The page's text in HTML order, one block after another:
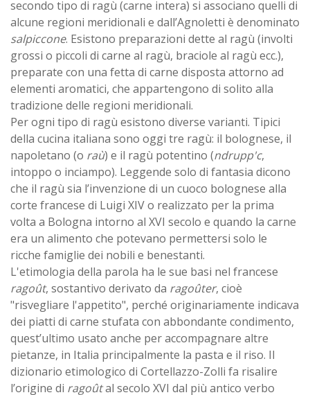
secondo tipo di ragù (carne intera) si associano quelli di
alcune regioni meridionali e dall’Agnoletti è denominato
salpiccone. Esistono preparazioni dette al ragù (involti
grossi o piccoli di carne al ragù, braciole al ragù ecc.),
preparate con una fetta di carne disposta attorno ad
elementi aromatici, che appartengono di solito alla
tradizione delle regioni meridionali.
Per ogni tipo di ragù esistono diverse varianti. Tipici
della cucina italiana sono oggi tre ragù: il bolognese, il
napoletano (o raù) e il ragù potentino (ndrupp'c,
intoppo o inciampo). Leggende solo di fantasia dicono
che il ragù sia l’invenzione di un cuoco bolognese alla
corte francese di Luigi XIV o realizzato per la prima
volta a Bologna intorno al XVI secolo e quando la carne
era un alimento che potevano permettersi solo le
ricche famiglie dei nobili e benestanti.
L'etimologia della parola ha le sue basi nel francese
ragoût, sostantivo derivato da ragoûter, cioè
"risvegliare l'appetito", perché originariamente indicava
dei piatti di carne stufata con abbondante condimento,
quest’ultimo usato anche per accompagnare altre
pietanze, in Italia principalmente la pasta e il riso. Il
dizionario etimologico di Cortellazzo-Zolli fa risalire
l’origine di ragoûtal secolo XVI dal più antico verbo